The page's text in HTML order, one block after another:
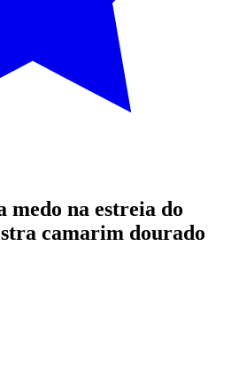
medo na estreia do
camarim dourado